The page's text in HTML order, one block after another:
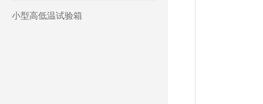
小型高低温试验箱